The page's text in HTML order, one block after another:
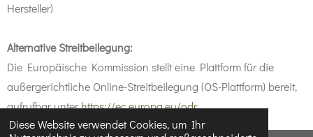
Diese Website verwendet Cookies, um Ihr
Hersteller)
Alternative Streitbeilegung:
Die Europäische Kommission stellt eine Plattform für die
außergerichtliche Online-Streitbeilegung (OS-Plattform) bereit,
aufrufbar unterhttps://ec.europa.eu/odr.